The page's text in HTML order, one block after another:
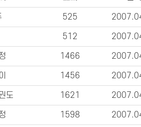
525
512
1466
1456
도 1621
1598